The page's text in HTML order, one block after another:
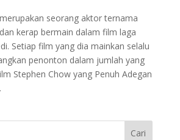
seorang aktor ternama
kerap bermain dalam film laga
Setiap film yang dia mainkan selalu
penonton dalam jumlah yang
Stephen Chow yang Penuh Adegan
Cari